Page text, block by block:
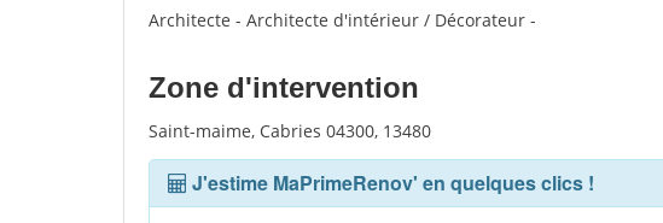
Architecte - Architecte d'intérieur / Décorateur -
Zone d'intervention
Saint-maime, Cabries 04300, 13480